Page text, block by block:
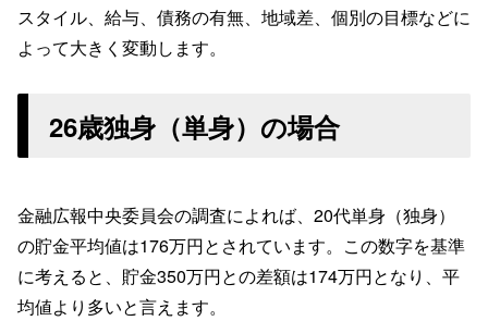
スタイル、給与、債務の有無、地域差、個別の目標などに
よって大きく変動します。
26歳独身（単身）の場合
金融広報中央委員会の調査によれば、20代単身（独身）
の貯金平均値は176万円とされています。この数字を基準
に考えると、貯金350万円との差額は174万円となり、平
均値より多いと言えます。